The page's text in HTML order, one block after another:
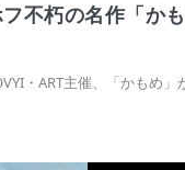
不朽の名作「かも
・ART主催、「かもめ」